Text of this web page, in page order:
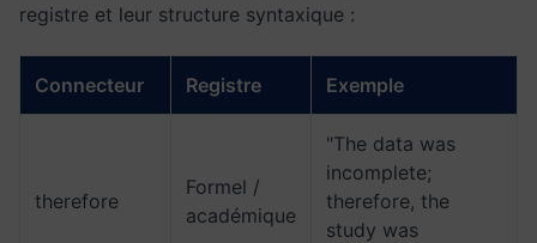
registre et leur structure syntaxique :
Connecteur Registre Exemple
therefore
Formel /
académique
"The data was
incomplete;
therefore, the
study was